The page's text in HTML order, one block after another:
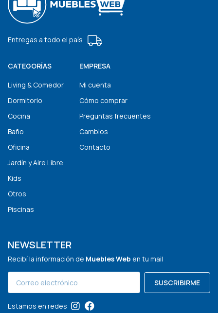
Entregas a todo el país
CATEGORÍAS
Living & Comedor
Dormitorio
Cocina
Baño
Oficina
Jardín y Aire Libre
Kids
Otros
Piscinas
EMPRESA
Mi cuenta
Cómo comprar
Preguntas frecuentes
Cambios
Contacto
NEWSLETTER
Recibí la información de Muebles Web en tu mail
SUSCRIBIRME
Estamos en redes